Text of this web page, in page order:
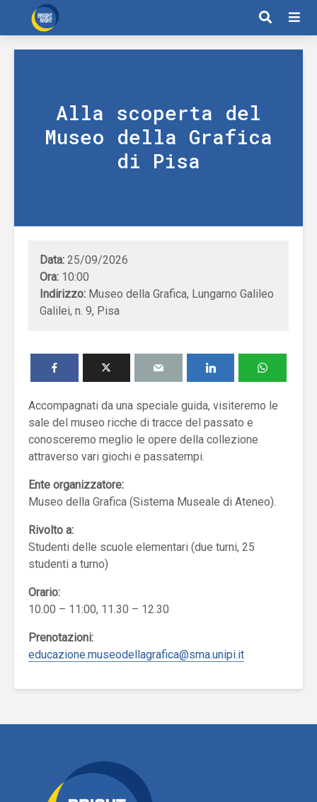
Alla scoperta del
Museo della Grafica
di Pisa
Data: 25/09/2026
Ora: 10:00
Indirizzo: Museo della Grafica, Lungarno Galileo
Galilei, n. 9, Pisa
Accompagnati da una speciale guida, visiteremo le
sale del museo ricche di tracce del passato e
conosceremo meglio le opere della collezione
attraverso vari giochi e passatempi.
Ente organizzatore:
Museo della Grafica (Sistema Museale di Ateneo).
Rivolto a:
Studenti delle scuole elementari (due turni, 25
studenti a turno)
Orario:
10.00 – 11:00, 11.30 – 12.30
Prenotazioni:
educazione.museodellagrafica@sma.unipi.it